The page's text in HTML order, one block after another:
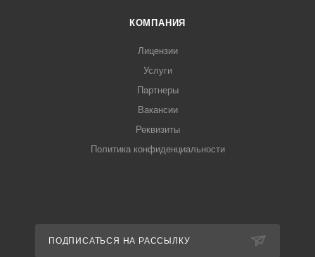
КОМПАНИЯ
Лицензии
Услуги
Партнеры
Вакансии
Реквизиты
Политика конфиденциальности
ПОДПИСАТЬСЯ НА РАССЫЛКУ